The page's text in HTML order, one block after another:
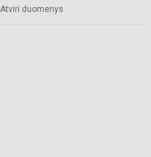
Atviri duomenys